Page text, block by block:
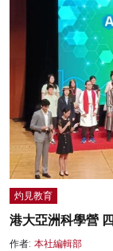
灼見教育
港大亞洲科學營
作者: 本社編輯部